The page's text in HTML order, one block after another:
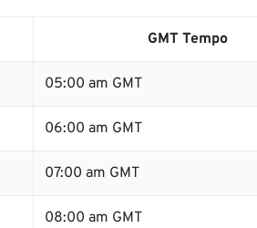
GMT Tempo
05:00 am GMT
06:00 am GMT
07:00 am GMT
08:00 am GMT